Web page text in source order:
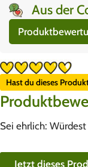
Aus der
Hast du dieses
Sei ehrlich:
Jetzt dieses